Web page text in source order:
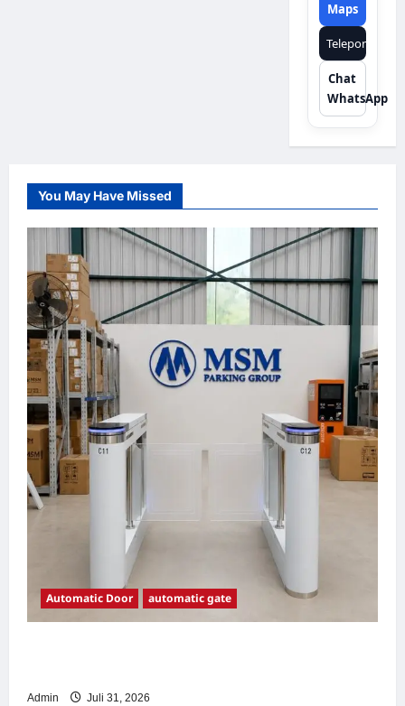
Maps
Telepon
Chat
WhatsApp
You May Have Missed
Automatic Door automatic gate
Admin Juli 31, 2026